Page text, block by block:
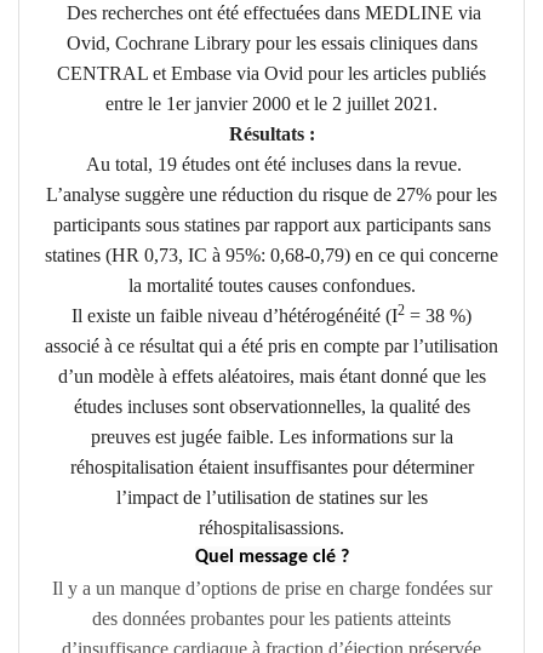
Des recherches ont été effectuées dans MEDLINE via
Ovid, Cochrane Library pour les essais cliniques dans
CENTRAL et Embase via Ovid pour les articles publiés
entre le 1er janvier 2000 et le 2 juillet 2021.
Résultats :
Au total, 19 études ont été incluses dans la revue.
L’analyse suggère une réduction du risque de 27% pour les
participants sous statines par rapport aux participants sans
statines (HR 0,73, IC à 95%: 0,68-0,79) en ce qui concerne
la mortalité toutes causes confondues.
Il existe un faible niveau d’hétérogénéité (I2 = 38 %)
associé à ce résultat qui a été pris en compte par l’utilisation
d’un modèle à effets aléatoires, mais étant donné que les
études incluses sont observationnelles, la qualité des
preuves est jugée faible. Les informations sur la
réhospitalisation étaient insuffisantes pour déterminer
l’impact de l’utilisation de statines sur les
réhospitalisassions.
Quel message clé ?
Il y a un manque d’options de prise en charge fondées sur
des données probantes pour les patients atteints
d’insuffisance cardiaque à fraction d’éjection préservée